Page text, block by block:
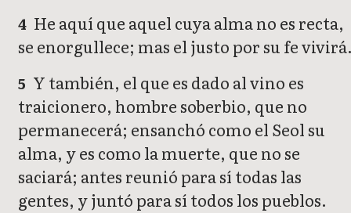
4 He aquí que aquel cuya alma no es recta,
se enorgullece; mas el justo por su fe
5 Y también, el que es dado al vino es
traicionero, hombre soberbio, que no
permanecerá; ensanchó como el Seol su
alma, y es como la muerte, que no se
saciará; antes reunió para sí todas las
gentes, y juntó para sí todos los pueblos.